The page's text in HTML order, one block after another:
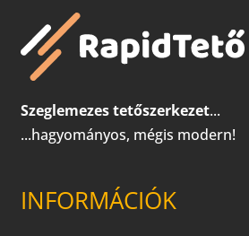
Szeglemezes tetőszerkezet...
...hagyományos, mégis modern!
INFORMÁCIÓK